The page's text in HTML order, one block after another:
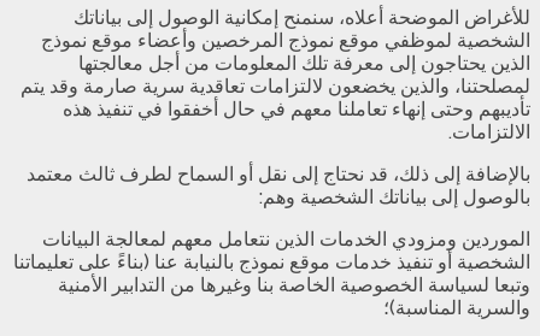
للأغراض الموضحة أعلاه، سنمنح إمكانية الوصول إلى بياناتك
الشخصية لموظفي موقع نموذج المرخصين وأعضاء موقع نموذج
الذين يحتاجون إلى معرفة تلك المعلومات من أجل معالجتها
لمصلحتنا، والذين يخضعون لالتزامات تعاقدية سرية صارمة وقد يتم
تأديبهم وحتى إنهاء تعاملنا معهم في حال أخفقوا في تنفيذ هذه
الالتزامات.
بالإضافة إلى ذلك، قد نحتاج إلى نقل أو السماح لطرف ثالث معتمد
بالوصول إلى بياناتك الشخصية وهم:
الموردين ومزودي الخدمات الذين نتعامل معهم لمعالجة البيانات
الشخصية أو تنفيذ خدمات موقع نموذج بالنيابة عنا (بناءً على تعليماتنا
وتبعا لسياسة الخصوصية الخاصة بنا وغيرها من التدابير الأمنية
والسرية المناسبة)؛